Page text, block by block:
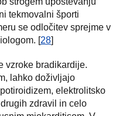
tekmovalni športi
se odločitev sprejme v
[28]
vzroke bradikardije.
lahko doživljajo
elektrolitsko
zdravil in celo